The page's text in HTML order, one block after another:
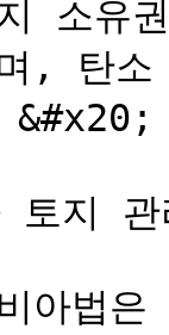
지 소
, 탄소
&#x20;
토지
아법